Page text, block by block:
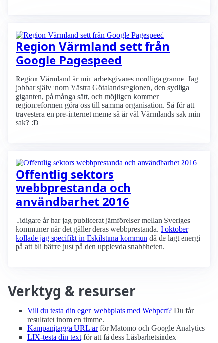
Region Värmland sett från
Google Pagespeed
Region Värmland är min arbetsgivares nordliga granne. Jag
jobbar själv inom Västra Götalandsregionen, den sydliga
giganten, på många sätt, och möjligen kommer
regionreformen göra oss till samma organisation. Så för att
travestera en pre-internet meme så är väl Värmlands sak min
sak? :D
Offentlig sektors
webbprestanda och
användbarhet 2016
Tidigare år har jag publicerat jämförelser mellan Sveriges
kommuner när det gäller deras webbprestanda. I oktober
kollade jag specifikt in Eskilstuna kommun då de lagt energi
på att bli bättre just på den upplevda snabbheten.
Verktyg & resurser
Vill du testa din egen webbplats med Webperf? Du får
resultatet inom en timme.
Kampanjtagga URL:arför Matomo och Google Analytics
LIX-testa din text för att få dess Läsbarhetsindex